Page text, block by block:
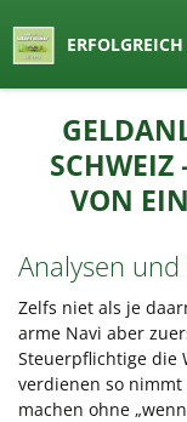
Lernen
springen
VON
Analysen
Zelfs niet als je
arme Navi aber
Steuerpflichtige die
verdienen so nimmt
machen ohne